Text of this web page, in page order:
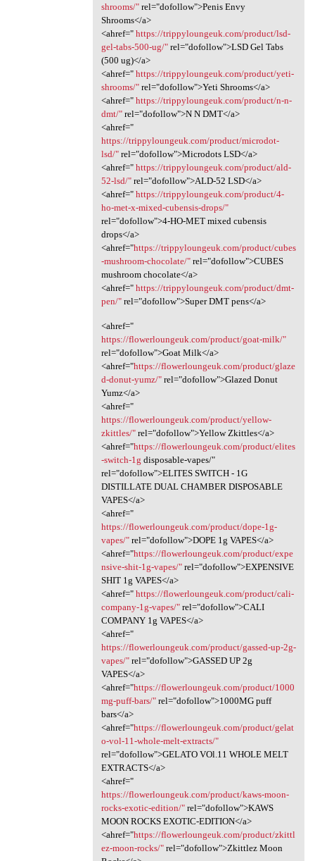
shrooms/"rel="dofollow">Penis Envy
Shrooms</a>
<ahref=" https://trippyloungeuk.com/product/lsd-
gel-tabs-500-ug/"rel="dofollow">LSD Gel Tabs
(500 ug)</a>
<ahref=" https://trippyloungeuk.com/product/yeti-
shrooms/"rel="dofollow">Yeti Shrooms</a>
<ahref=" https://trippyloungeuk.com/product/n-n-
dmt/"rel="dofollow">N N DMT</a>
<ahref="
https://trippyloungeuk.com/product/microdot-
lsd/"rel="dofollow">Microdots LSD</a>
<ahref=" https://trippyloungeuk.com/product/ald-
52-lsd/"rel="dofollow">ALD-52 LSD</a>
<ahref=" https://trippyloungeuk.com/product/4-
ho-met-x-mixed-cubensis-drops/"
rel="dofollow">4-HO-MET mixed cubensis
drops</a>
<ahref="https://trippyloungeuk.com/product/cubes
-mushroom-chocolate/"rel="dofollow">CUBES
mushroom chocolate</a>
<ahref=" https://trippyloungeuk.com/product/dmt-
pen/"rel="dofollow">Super DMT pens</a>
<ahref="
https://flowerloungeuk.com/product/goat-milk/"
rel="dofollow">Goat Milk</a>
<ahref="https://flowerloungeuk.com/product/glaze
d-donut-yumz/"rel="dofollow">Glazed Donut
Yumz</a>
<ahref="
https://flowerloungeuk.com/product/yellow-
zkittles/"rel="dofollow">Yellow Zkittles</a>
<ahref="https://flowerloungeuk.com/product/elites
-switch-1g disposable-vapes/"
rel="dofollow">ELITES SWITCH - 1G
DISTILLATE DUAL CHAMBER DISPOSABLE
VAPES</a>
<ahref="
https://flowerloungeuk.com/product/dope-1g-
vapes/"rel="dofollow">DOPE 1g VAPES</a>
<ahref="https://flowerloungeuk.com/product/expe
nsive-shit-1g-vapes/"rel="dofollow">EXPENSIVE
SHIT 1g VAPES</a>
<ahref=" https://flowerloungeuk.com/product/cali-
company-1g-vapes/"rel="dofollow">CALI
COMPANY 1g VAPES</a>
<ahref="
https://flowerloungeuk.com/product/gassed-up-2g-
vapes/"rel="dofollow">GASSED UP 2g
VAPES</a>
<ahref="https://flowerloungeuk.com/product/1000
mg-puff-bars/"rel="dofollow">1000MG puff
bars</a>
<ahref="https://flowerloungeuk.com/product/gelat
o-vol-11-whole-melt-extracts/"
rel="dofollow">GELATO VOl.11 WHOLE MELT
EXTRACTS</a>
<ahref="
https://flowerloungeuk.com/product/kaws-moon-
rocks-exotic-edition/"rel="dofollow">KAWS
MOON ROCKS EXOTIC-EDITION</a>
<ahref="https://flowerloungeuk.com/product/zkittl
ez-moon-rocks/"rel="dofollow">Zkittlez Moon